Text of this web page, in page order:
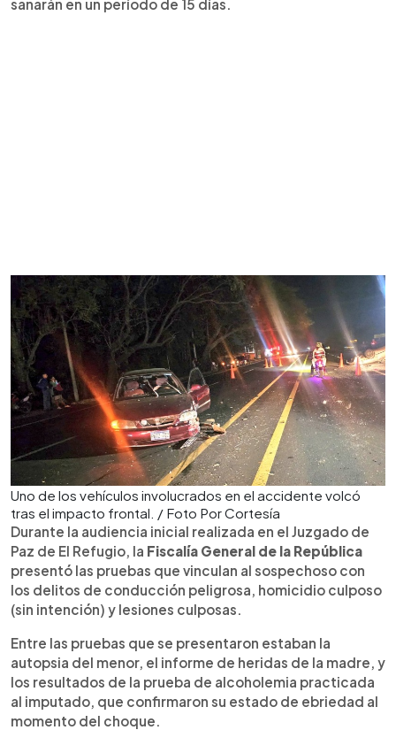
sanarán en un período de 15 días.
Uno de los vehículos involucrados en el accidente volcó
tras el impacto frontal. / Foto Por Cortesía
Durante la audiencia inicial realizada en el Juzgado de
Paz de El Refugio, la Fiscalía General de la República
presentó las pruebas que vinculan al sospechoso con
los delitos de conducción peligrosa, homicidio culposo
(sin intención) y lesiones culposas.
Entre las pruebas que se presentaron estaban la
autopsia del menor, el informe de heridas de la madre, y
los resultados de la prueba de alcoholemia practicada
al imputado, que confirmaron su estado de ebriedad al
momento del choque.